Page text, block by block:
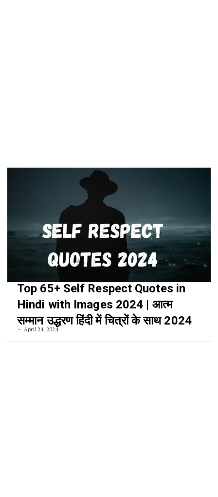
Top 65+ Self Respect Quotes in
Hindi with Images 2024 | आत्म
सम्मान उद्धरण हिंदी में चित्रों के साथ 2024
April 24, 2024